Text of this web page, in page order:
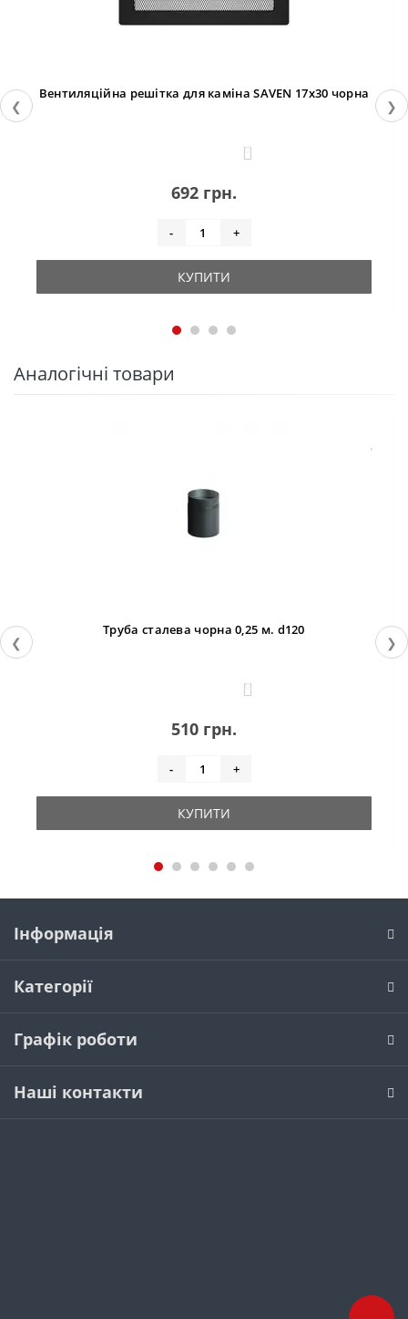
❮
Вентиляційна решітка для каміна SAVEN 17х30 чорна
0
692 грн.
- +
КУПИТИ
❯
Аналогічні товари
❮
Труба сталева чорна 0,25 м. d120
0
510 грн.
- +
КУПИТИ
❯
Інформація
Категорії
Графік роботи
Наші контакти